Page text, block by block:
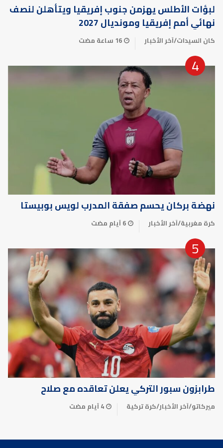
لبؤات الأطلس يهزمن جنوب إفريقيا ويتأهلن لنصف
نهائي أمم إفريقيا ومونديال 2027
كان السيدات/آخر الأخبار 16 ساعة مضت
نهضة بركان يحسم صفقة المدرب لويس بوبيستا
كرة مغربية/آخر الأخبار 6 أيام مضت
طرابزون سبور التركي يعلن تعاقده مع صلاح
ميركاتو/آخر الأخبار/كرة تركية 4 أيام مضت